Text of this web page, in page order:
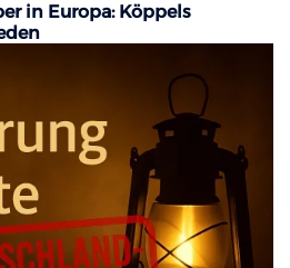
in Europa: Köppels